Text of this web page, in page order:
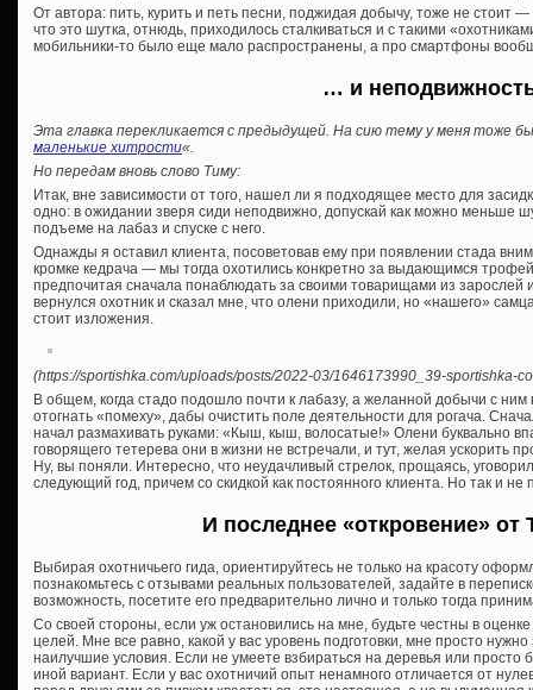
От автора: пить, курить и петь песни, поджидая добычу, тоже не стоит
что это шутка, отнюдь, приходилось сталкиваться и с такими
мобильники-то было еще мало распространены, а про смартфоны
… и
Эта главка перекликается с предыдущей. На сию тему у меня тоже
маленькие хитрости«.
Но передам вновь слово Тиму:
Итак, вне зависимости от того, нашел ли я подходящее место для
одно: в ожидании зверя сиди неподвижно, допускай как можно меньше
подъеме на лабаз и спуске с него.
Однажды я оставил клиента, посоветовав ему при появлении стада
кромке кедрача — мы тогда охотились конкретно за выдающимся
предпочитая сначала понаблюдать за своими товарищами из зарослей
вернулся охотник и сказал мне, что олени приходили, но «нашего»
стоит изложения.
(https://sportishka.com/uploads/posts/2022-03/1646173990_39-sportishka-
В общем, когда стадо подошло почти к лабазу, а желанной добычи с
отогнать «помеху», дабы очистить поле деятельности для рогача.
начал размахивать руками: «Кыш, кыш, волосатые!» Олени буквально
говорящего тетерева они в жизни не встречали, и тут, желая ускорить
Ну, вы поняли. Интересно, что неудачливый стрелок, прощаясь,
следующий год, причем со скидкой как постоянного клиента. Но так и не
И последнее «откровение» от
Выбирая охотничьего гида, ориентируйтесь не только на красоту
познакомьтесь с отзывами реальных пользователей, задайте в
возможность, посетите его предварительно лично и только тогда
Со своей стороны, если уж остановились на мне, будьте честны в
целей. Мне все равно, какой у вас уровень подготовки, мне просто
наилучшие условия. Если не умеете взбираться на деревья или просто
иной вариант. Если у вас охотничий опыт ненамного отличается от